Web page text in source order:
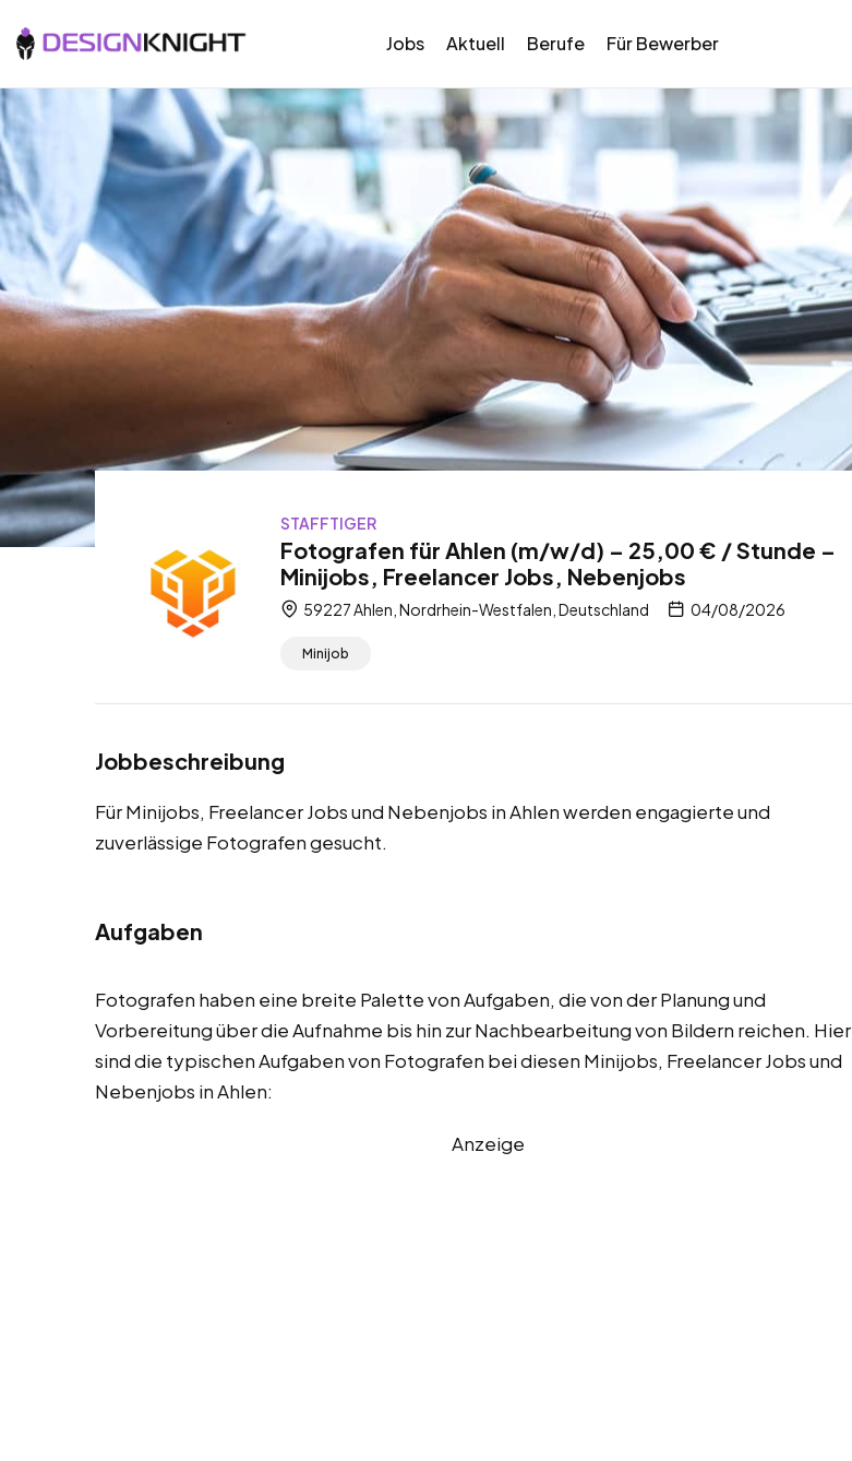
Jobs Aktuell Berufe Für Bewerber
STAFFTIGER
Fotografen für Ahlen (m/w/d) – 25,00 € / Stunde –
Minijobs, Freelancer Jobs, Nebenjobs
59227 Ahlen, Nordrhein-Westfalen, Deutschland 04/08/2026
Minijob
Jobbeschreibung
Für Minijobs, Freelancer Jobs und Nebenjobs in Ahlen werden engagierte und
zuverlässige Fotografen gesucht.
Aufgaben
Fotografen haben eine breite Palette von Aufgaben, die von der Planung und
Vorbereitung über die Aufnahme bis hin zur Nachbearbeitung von Bildern reichen. Hier
sind die typischen Aufgaben von Fotografen bei diesen Minijobs, Freelancer Jobs und
Nebenjobs in Ahlen:
Anzeige